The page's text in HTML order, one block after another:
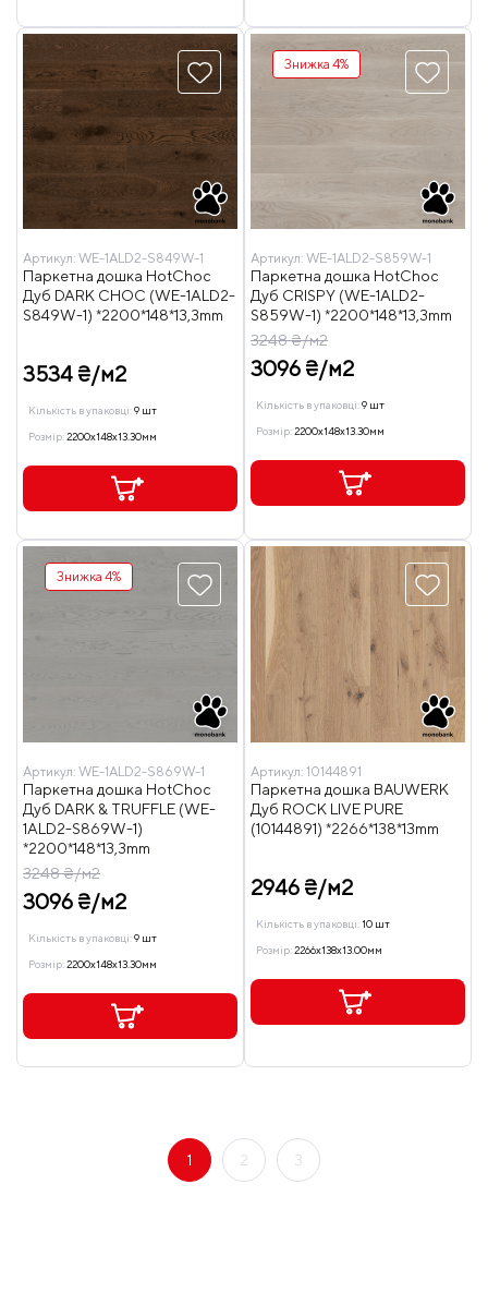
Артикул: WE-1ALD2-S849W-1
Паркетна дошка HotChoc
Дуб DARK CHOC (WE-1ALD2-
S849W-1) *2200*148*13,3mm
3534 ₴/м2
Кількість в упаковці:9 шт
Розмір:2200x148x13.30мм
Знижка 4%
Артикул: WE-1ALD2-S859W-1
Паркетна дошка HotChoc
Дуб CRISPY (WE-1ALD2-
S859W-1) *2200*148*13,3mm
3248 ₴/м2
3096 ₴/м2
Кількість в упаковці:9 шт
Розмір:2200x148x13.30мм
Знижка 4%
Артикул: WE-1ALD2-S869W-1
Паркетна дошка HotChoc
Дуб DARK & TRUFFLE (WE-
1ALD2-S869W-1)
*2200*148*13,3mm
3248 ₴/м2
3096 ₴/м2
Кількість в упаковці:9 шт
Розмір:2200x148x13.30мм
Артикул: 10144891
Паркетна дошка BAUWERK
Дуб ROCK LIVE PURE
(10144891) *2266*138*13mm
2946 ₴/м2
Кількість в упаковці:10 шт
Розмір:2266x138x13.00мм
1 2 3